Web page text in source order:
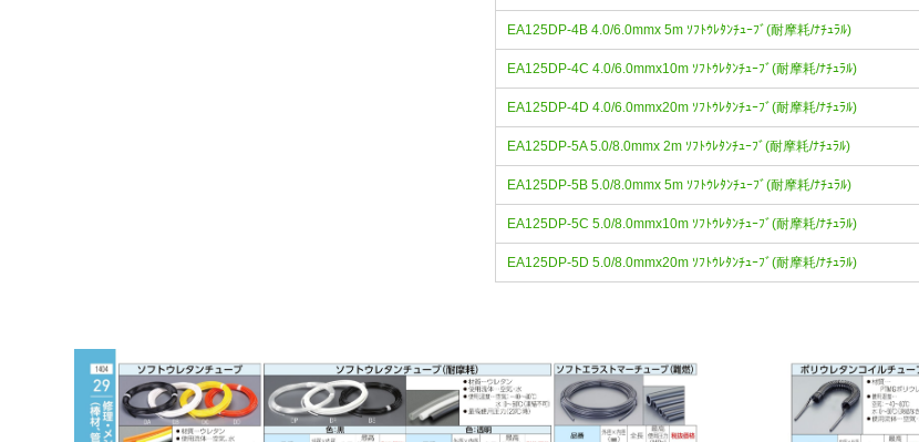
EA125DP-4B 4.0/6.0mmx 5m ｿﾌﾄｳﾚﾀﾝﾁｭｰﾌﾞ(耐摩耗/ﾅﾁｭﾗﾙ)
EA125DP-4C 4.0/6.0mmx10m ｿﾌﾄｳﾚﾀﾝﾁｭｰﾌﾞ(耐摩耗/ﾅﾁｭﾗﾙ)
EA125DP-4D 4.0/6.0mmx20m ｿﾌﾄｳﾚﾀﾝﾁｭｰﾌﾞ(耐摩耗/ﾅﾁｭﾗﾙ)
EA125DP-5A 5.0/8.0mmx 2m ｿﾌﾄｳﾚﾀﾝﾁｭｰﾌﾞ(耐摩耗/ﾅﾁｭﾗﾙ)
EA125DP-5B 5.0/8.0mmx 5m ｿﾌﾄｳﾚﾀﾝﾁｭｰﾌﾞ(耐摩耗/ﾅﾁｭﾗﾙ)
EA125DP-5C 5.0/8.0mmx10m ｿﾌﾄｳﾚﾀﾝﾁｭｰﾌﾞ(耐摩耗/ﾅﾁｭﾗﾙ)
EA125DP-5D 5.0/8.0mmx20m ｿﾌﾄｳﾚﾀﾝﾁｭｰﾌﾞ(耐摩耗/ﾅﾁｭﾗﾙ)